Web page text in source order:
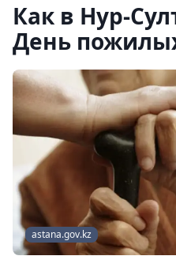
Как в Нур-
День
astana.gov.kz